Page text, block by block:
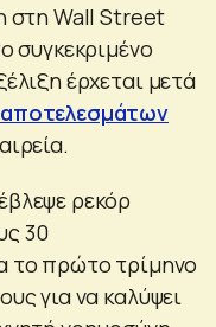
στη Wall Street
συγκεκριμένο
έρχεται μετά
ρεκόρ
30
το πρώτο τρίμηνο
για να καλύψει